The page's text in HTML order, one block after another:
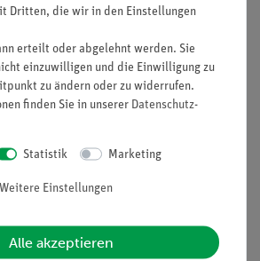
Nach oben
Service
Beratung & Showroom
Dritten, die wir in den Einstellungen
erteilt oder abgelehnt werden. Sie
einzuwilligen und die Einwilligung zu
zu ändern oder zu widerrufen.
finden Sie in unserer Daten­schutz­
Statistik Marketing
Weitere Einstellungen
Alle akzeptieren